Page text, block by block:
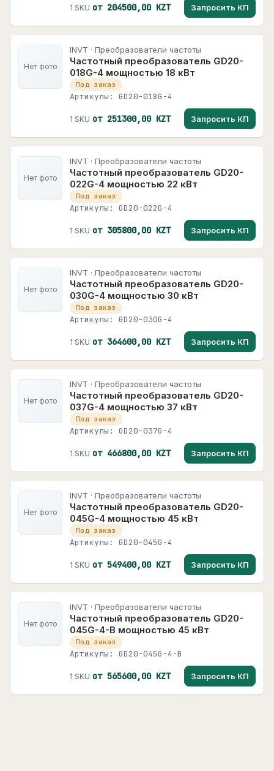
1 SKU от 204500,00 KZT Запросить КП
Нет фото
INVT · Преобразователи частоты
Частотный преобразователь GD20-
018G-4 мощностью 18 кВт
Под заказ
Артикулы: GD20-018G-4
1 SKU от 251300,00 KZT Запросить КП
Нет фото
INVT · Преобразователи частоты
Частотный преобразователь GD20-
022G-4 мощностью 22 кВт
Под заказ
Артикулы: GD20-022G-4
1 SKU от 305800,00 KZT Запросить КП
Нет фото
INVT · Преобразователи частоты
Частотный преобразователь GD20-
030G-4 мощностью 30 кВт
Под заказ
Артикулы: GD20-030G-4
1 SKU от 364600,00 KZT Запросить КП
Нет фото
INVT · Преобразователи частоты
Частотный преобразователь GD20-
037G-4 мощностью 37 кВт
Под заказ
Артикулы: GD20-037G-4
1 SKU от 466800,00 KZT Запросить КП
Нет фото
INVT · Преобразователи частоты
Частотный преобразователь GD20-
045G-4 мощностью 45 кВт
Под заказ
Артикулы: GD20-045G-4
1 SKU от 549400,00 KZT Запросить КП
Нет фото
INVT · Преобразователи частоты
Частотный преобразователь GD20-
045G-4-B мощностью 45 кВт
Под заказ
Артикулы: GD20-045G-4-B
1 SKU от 565600,00 KZT Запросить КП